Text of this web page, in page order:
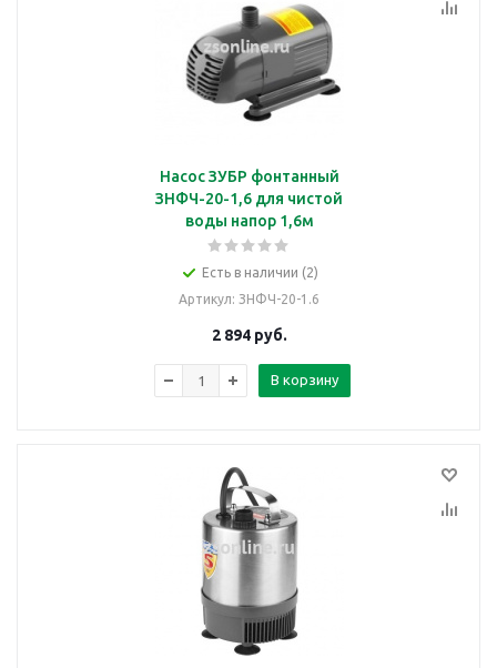
Насос ЗУБР фонтанный
ЗНФЧ-20-1,6 для чистой
воды напор 1,6м
Есть в наличии (2)
Артикул: ЗНФЧ-20-1.6
2 894руб.
В корзину